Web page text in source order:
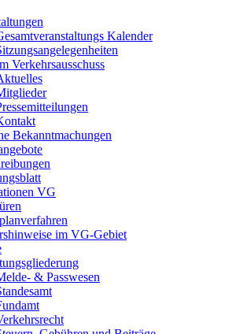
Kalender
Verkehrsausschuss
Bekanntmachungen
VG
im VG-Gebiet
& Passwesen